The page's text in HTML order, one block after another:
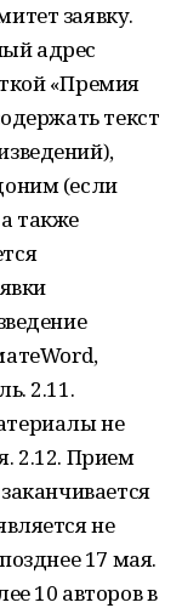
заявку.
адрес
«Премия
текст
(если
также
2.11.
не
2.12. Прием
не
17 мая.
10 авторов в